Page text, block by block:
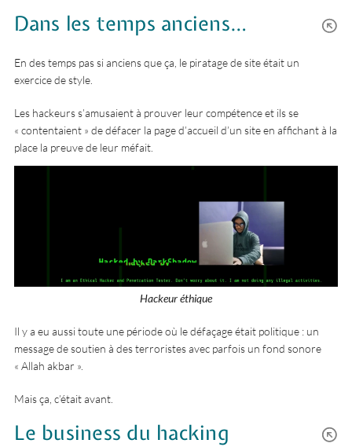
Dans les temps anciens…
En des temps pas si anciens que ça, le piratage de site était un
exercice de style.
Les hackeurs s’amusaient à prouver leur compétence et ils se
« contentaient » de défacer la page d’accueil d’un site en affichant à la
place la preuve de leur méfait.
Hackeur éthique
Il y a eu aussi toute une période où le défaçage était politique : un
message de soutien à des terroristes avec parfois un fond sonore
« Allah akbar ».
Mais ça, c’était avant.
Le business du hacking